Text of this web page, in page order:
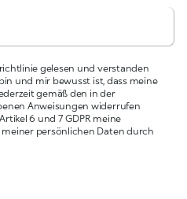
gelesen und verstanden
und mir bewusst ist, dass meine
gemäß den in der
Anweisungen widerrufen
6 und 7 GDPR meine
persönlichen Daten durch